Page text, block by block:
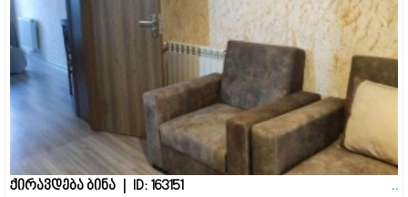
ქირავდება ბინა | ID: 163151 ..